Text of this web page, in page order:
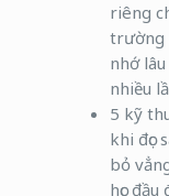
riêng
trường
nhớ
nhiều
5 kỹ
khi đọc
bỏ
học